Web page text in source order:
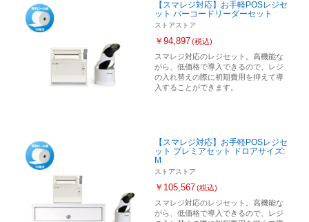
【スマレジ対応】お手軽POSレジセ
ット バーコードリーダーセット
ストアストア
￥94,897(税込)
スマレジ対応のレジセット。高機能な
がら、低価格で導入できるので、レジ
の入れ替えの際に初期費用を抑えて導
入することができます。
【スマレジ対応】お手軽POSレジセ
ット プレミアセット ドロアサイズ:
M
ストアストア
￥105,567(税込)
スマレジ対応のレジセット。高機能な
がら、低価格で導入できるので、レジ